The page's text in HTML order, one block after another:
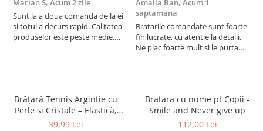
Ne mândrim cu durabilitatea și calitatea produselor noastre,
rezultate din peste 8 ani de experiență. Oferim garanție pentru
acoperit de noi sau împărțit, în funcție de circumstanțe.
Marian S, Acum 2 zile
Sunt la a doua comanda de la ei
si totul a decurs rapid. Calitatea
produselor este peste medie.
Amalia Ban, Acum 1
saptamana
Bratarile comandate sunt foarte
fin lucrate, cu atentie la detalii.
Ne plac foarte mult si le purtam
Brățară Tennis Argintie cu
Perle și Cristale – Elastică,
Damă, Cadou
39,99 Lei
Bratara cu nume pt Copii -
Smile and Never give up
112,00 Lei